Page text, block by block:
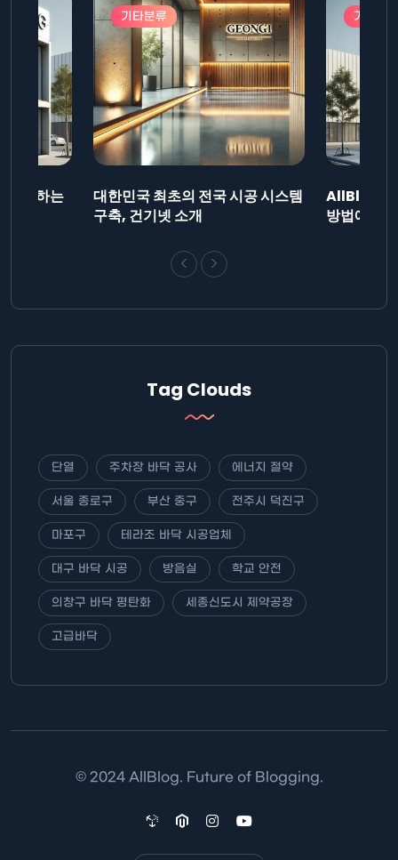
제출하는
기타분류
대한민국 최초의 전국 시공 시스템
구축, 건기넷 소개
기타분
AllBlog에
방법에 대
Tag Clouds
단열 주차장 바닥 공사 에너지 절약
서울 종로구 부산 중구 전주시 덕진구
마포구 테라조 바닥 시공업체
대구 바닥 시공 방음실 학교 안전
의창구 바닥 평탄화 세종신도시 제약공장
고급바닥
© 2024 AllBlog. Future of Blogging.